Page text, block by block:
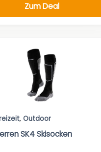
Zum Deal
, Outdoor
SK4 Skisocken